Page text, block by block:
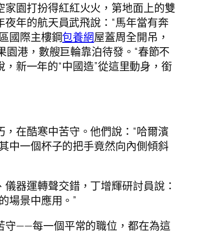
園打扮得紅紅火火，第地面上的雙
年的航天員武飛說：“馬年當有奔
國際主樓鋼包養網屋蓋周全開吊，
園港，數艘巨輪靠泊待發。“春節不
新一年的“中國造”從這里動身，銜
在酷寒中苦守。他們說：“哈爾濱
中一個杯子的把手竟然向內側傾斜
器運轉聲交錯，丁增輝研討員說：
場景中應用。”
守——每一個平常的職位，都在為這